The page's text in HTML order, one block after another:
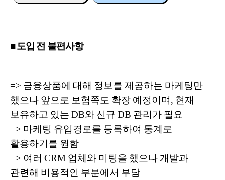
■ 도입 전 불편사항
=> 금융상품에 대해 정보를 제공하는 마케팅만
했으나 앞으로 보험쪽도 확장 예정이며, 현재
보유하고 있는 DB와 신규 DB 관리가 필요
=> 마케팅 유입경로를 등록하여 통계로
활용하기를 원함
=> 여러 CRM 업체와 미팅을 했으나 개발과
관련해 비용적인 부분에서 부담